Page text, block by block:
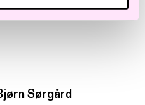
Sørgård